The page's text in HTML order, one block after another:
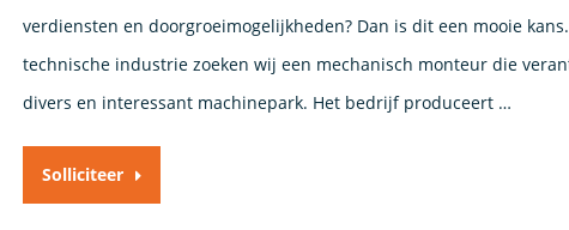
verdiensten en doorgroeimogelijkheden? Dan is dit een mooie
technische industrie zoeken wij een mechanisch monteur die
divers en interessant machinepark. Het bedrijf produceert …
Solliciteer